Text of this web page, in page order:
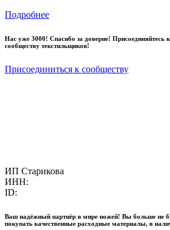
Подробнее
Нас уже 3000! Спасибо за доверие!
сообществу текстильщиков!
Присоединиться к сообществу
ИП Старикова
ИНН:
ID:
Ваш надёжный партнёр в мире ножей! Вы больше не
покупать качественные расходные материалы, в